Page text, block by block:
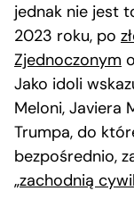
jednak nie jest
2023 roku, po
Zjednoczonym
Jako idoli
Meloni, Javiera
Trumpa, do
bezpośrednio,
„zachodnią